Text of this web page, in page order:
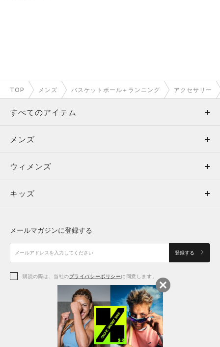
TOP メンズ バスケットボール＋ランニング アクセサリー
すべてのアイテム
メンズ
ウィメンズ
キッズ
アクセサリー
メンズ
トップス
ボトムス
アクセサリー
ウィメンズ
トップス
シューズ
アクセサリー
レギンス＆タイツ
キッズ
シューズ
メールマガジンに登録する
登録する
購読の際は、当社のプライバシーポリシーに同意します。